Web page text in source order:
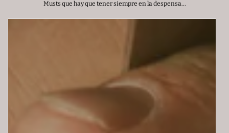
Musts que hay que tener siempre en la despensa...